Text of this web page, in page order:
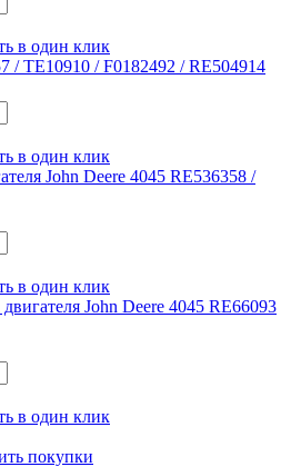
в один клик
/ TE10910 / F0182492 / RE504914
в один клик
John Deere 4045 RE536358 /
в один клик
John Deere 4045 RE66093
в один клик
покупки